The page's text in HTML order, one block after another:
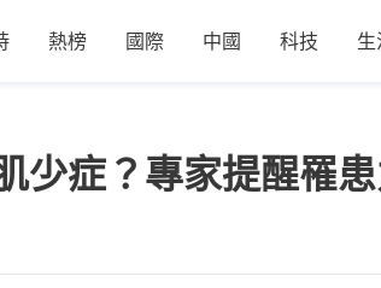
熱榜 國際 中國 科技 生
少症？專家提醒罹